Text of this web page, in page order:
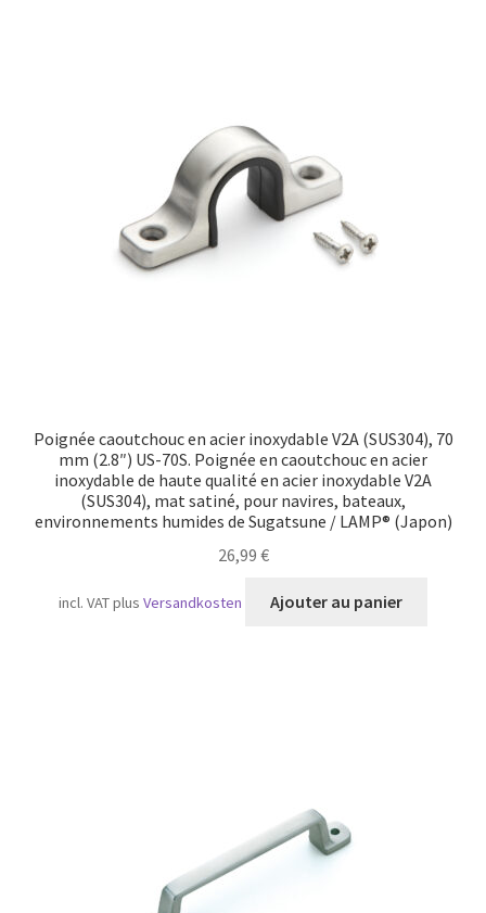
Poignée caoutchouc en acier inoxydable V2A (SUS304), 70
mm (2.8″) US-70S. Poignée en caoutchouc en acier
inoxydable de haute qualité en acier inoxydable V2A
(SUS304), mat satiné, pour navires, bateaux,
environnements humides de Sugatsune / LAMP® (Japon)
26,99 €
incl. VATplusVersandkosten Ajouter au panier